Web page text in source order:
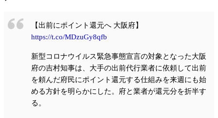
【出前にポイント還元へ 大阪府】
https://t.co/MDzuGy8qfb
新型コロナウイルス緊急事態宣言の対象となった大阪
府の吉村知事は、大手の出前代行業者に依頼して出前
を頼んだ府民にポイント還元する仕組みを来週にも始
める方針を明らかにした。府と業者が還元分を折半す
る。